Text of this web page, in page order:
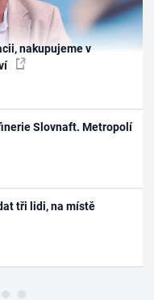
nakupujeme v
Slovnaft. Metropolí
tři lidi, na místě